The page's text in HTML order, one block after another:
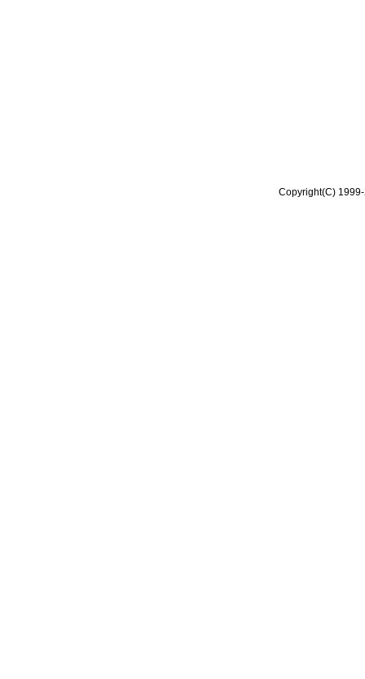
Copyright(C)